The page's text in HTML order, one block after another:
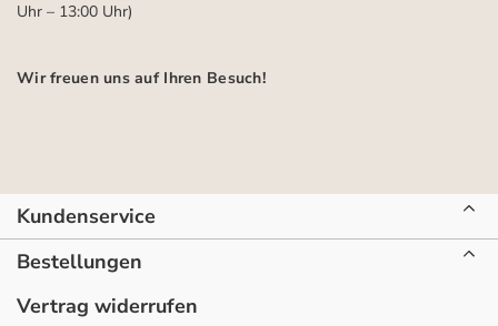
Uhr – 13:00 Uhr)
Wir freuen uns auf Ihren Besuch!
Kundenservice
Bestellungen
Vertrag widerrufen